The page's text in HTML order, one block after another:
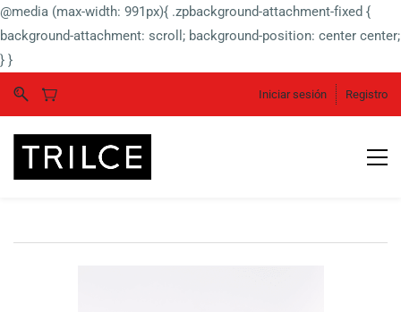
@media (max-width: 991px){ .zpbackground-attachment-fixed {
background-attachment: scroll; background-position: center center;
} }
Iniciar sesión Registro